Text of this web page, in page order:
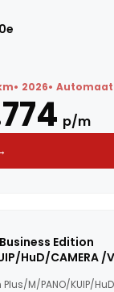
2026 Automaat
p/m
Business Edition
HuD/CAMERA /
M/PANO/KUIP/